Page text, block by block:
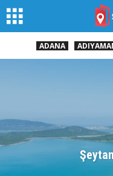
ADANA